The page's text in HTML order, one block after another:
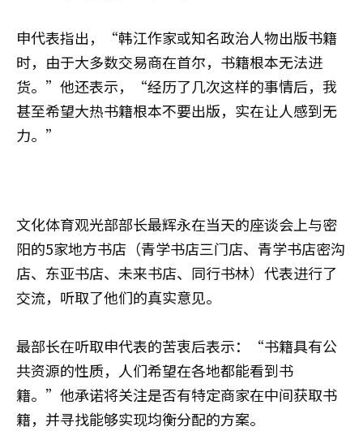
申代表指出，“韩江作家或知名政治人物出版书籍
时，由于大多数交易商在首尔，书籍根本无法进
货。”他还表示，“经历了几次这样的事情后，我
甚至希望大热书籍根本不要出版，实在让人感到无
力。”
文化体育观光部部长最辉永在当天的座谈会上与密
阳的5家地方书店（青学书店三门店、青学书店密沟
店、东亚书店、未来书店、同行书林）代表进行了
交流，听取了他们的真实意见。
最部长在听取申代表的苦衷后表示：“书籍具有公
共资源的性质，人们希望在各地都能看到书
籍。”他承诺将关注是否有特定商家在中间获取书
籍，并寻找能够实现均衡分配的方案。